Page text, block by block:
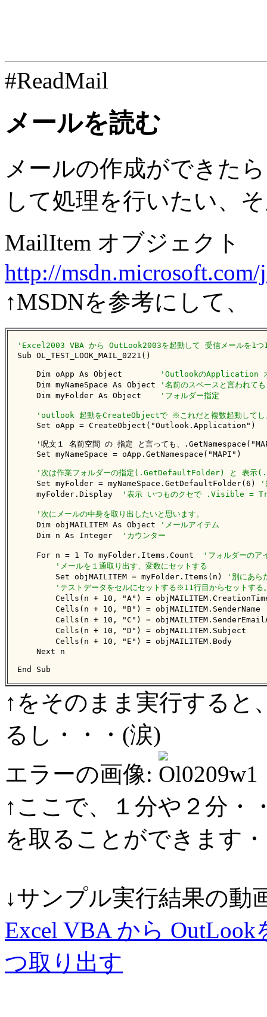
#ReadMail
メールを読む
メールの作成ができた
して処理を行いたい、
MailItem オブジェクト
http://
↑MSDNを参考にして、
'Excel2003 VBA から OutLook2003を起動して 受信メールを1つ
Sub OL_TEST_LOOK_MAIL_0221()
    Dim oApp As Object
'OutlookのApplication オ
    Dim myNameSpace As Object
'名前のスペースと言われて
    Dim myFolder As Object
'フォルダー指定
'outlook 起動をCreateObjectで ※これだと複数起動してし
    Set oApp = CreateObject("Outlook.Application")
'呪文１ 名前空間 の 指定 と言っても、
    Set myNameSpace = oApp.GetNamespace("MAPI")
'次は作業フォルダーの指定(.GetDefaultFolder) と 表
    Set myFolder = myNameSpace.GetDefaultFolder(6)
'
    myFolder.Display
'表示 いつものクセで .Visible =
'次にメールの中身を取り出したいと思います。
    Dim objMAILITEM As Object
'メールアイテム
    Dim n As Integer
'カウンター
    For n = 1 To myFolder.Items.Count
'フォルダーのア
'メールを１通取り出す、変数にセットする
        Set objMAILITEM = myFolder.Items(n)
'別にあら
'テストデータをセルにセットする※11行目からセットする
Cells(n + 10, "A") =
Cells(n + 10, "B") =
Cells(n + 10, "C") =
Cells(n + 10, "D") =
Cells(n + 10, "E") =
    Next n
End Sub
↑をそのまま実行する
るし・・・(涙)
エラーの画像:
↑ここで、１分や２分・
を取ることができます
↓サンプル実行結果の動
Excel VBA から
つ取り出す